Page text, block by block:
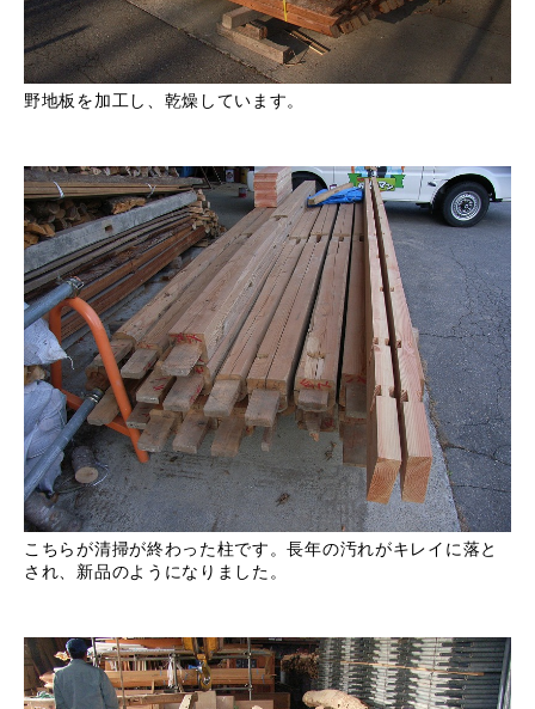
野地板を加工し、乾燥しています。
こちらが清掃が終わった柱です。長年の汚れがキレイに落と
され、新品のようになりました。